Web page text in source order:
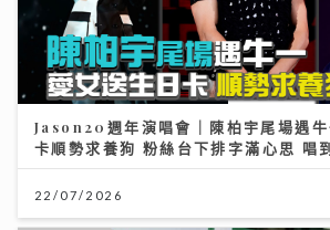
Jason20週年演唱會｜陳柏宇尾場遇
卡順勢求養狗 粉絲台下排字滿心思 唱
22/07/2026